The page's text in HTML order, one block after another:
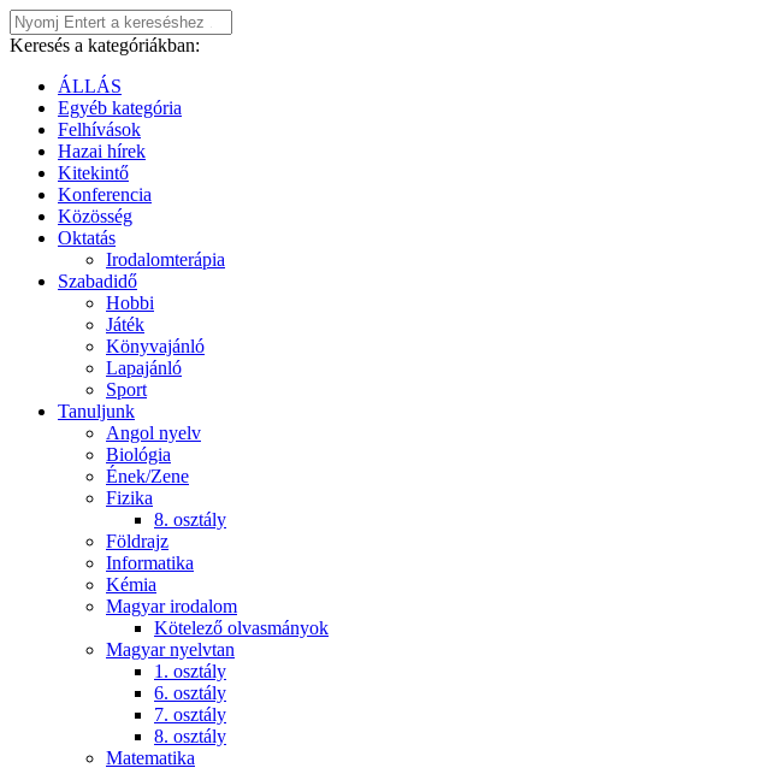
Keresés a kategóriákban:
ÁLLÁS
Egyéb kategória
Felhívások
Hazai hírek
Kitekintő
Konferencia
Közösség
Oktatás
Irodalomterápia
Szabadidő
Hobbi
Játék
Könyvajánló
Lapajánló
Sport
Tanuljunk
Angol nyelv
Biológia
Ének/Zene
Fizika
8. osztály
Földrajz
Informatika
Kémia
Magyar irodalom
Kötelező olvasmányok
Magyar nyelvtan
1. osztály
6. osztály
7. osztály
8. osztály
Matematika